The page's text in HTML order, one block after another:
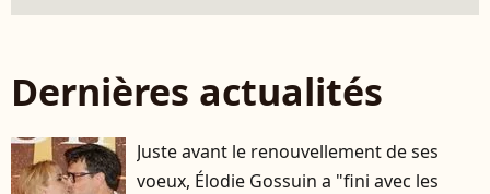
Dernières actualités
Juste avant le renouvellement de ses
voeux, Élodie Gossuin a "fini avec les